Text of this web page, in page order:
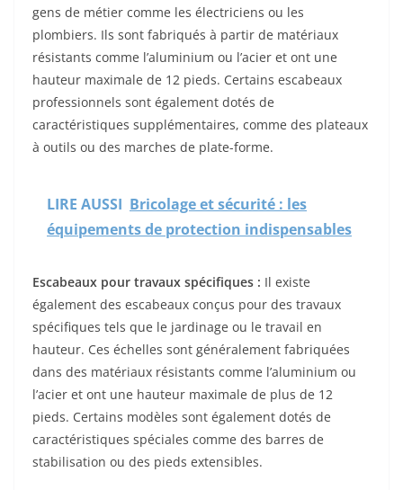
gens de métier comme les électriciens ou les
plombiers. Ils sont fabriqués à partir de matériaux
résistants comme l’aluminium ou l’acier et ont une
hauteur maximale de 12 pieds. Certains escabeaux
professionnels sont également dotés de
caractéristiques supplémentaires, comme des plateaux
à outils ou des marches de plate-forme.
LIRE AUSSI Bricolage et sécurité : les
équipements de protection indispensables
Escabeaux pour travaux spécifiques : Il existe
également des escabeaux conçus pour des travaux
spécifiques tels que le jardinage ou le travail en
hauteur. Ces échelles sont généralement fabriquées
dans des matériaux résistants comme l’aluminium ou
l’acier et ont une hauteur maximale de plus de 12
pieds. Certains modèles sont également dotés de
caractéristiques spéciales comme des barres de
stabilisation ou des pieds extensibles.